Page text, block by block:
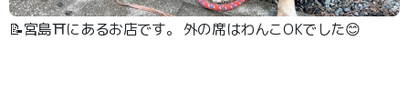
📝宮島⛩にあるお店です。 外の席はわんこOKでした😊